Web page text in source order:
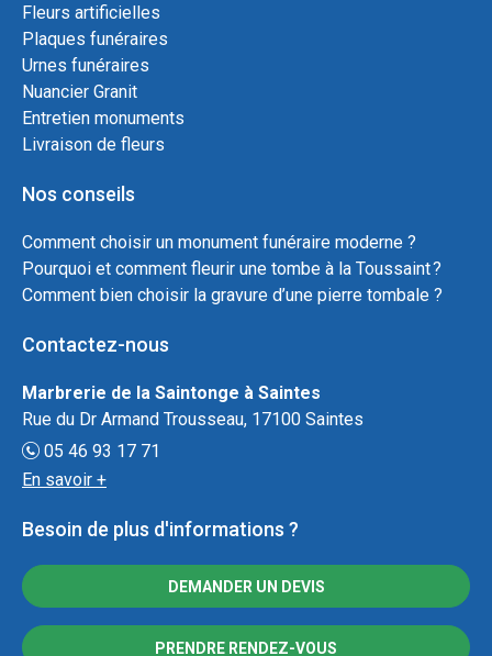
Fleurs artificielles
Plaques funéraires
Urnes funéraires
Nuancier Granit
Entretien monuments
Livraison de fleurs
Nos conseils
Comment choisir un monument funéraire moderne ?
Pourquoi et comment fleurir une tombe à la Toussaint ?
Comment bien choisir la gravure d’une pierre tombale ?
Contactez-nous
Marbrerie de la Saintonge à Saintes
Rue du Dr Armand Trousseau, 17100 Saintes
05 46 93 17 71
En savoir +
Besoin de plus d'informations ?
DEMANDER UN DEVIS
PRENDRE RENDEZ-VOUS